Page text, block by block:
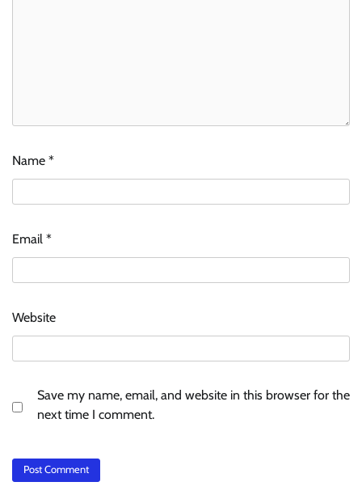
Name *
Email *
Website
Save my name, email, and website in this browser for the
next time I comment.